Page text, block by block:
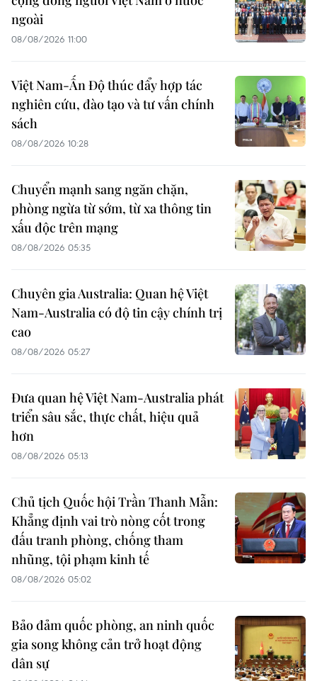
ngoài
08/08/2026 11:00
Việt Nam-Ấn Độ thúc đẩy hợp tác
nghiên cứu, đào tạo và tư vấn chính
sách
08/08/2026 10:28
Chuyển mạnh sang ngăn chặn,
phòng ngừa từ sớm, từ xa thông tin
xấu độc trên mạng
08/08/2026 05:35
Chuyên gia Australia: Quan hệ Việt
Nam-Australia có độ tin cậy chính trị
cao
08/08/2026 05:27
Đưa quan hệ Việt Nam-Australia phát
triển sâu sắc, thực chất, hiệu quả
hơn
08/08/2026 05:13
Chủ tịch Quốc hội Trần Thanh Mẫn:
Khẳng định vai trò nòng cốt trong
đấu tranh phòng, chống tham
nhũng, tội phạm kinh tế
08/08/2026 05:02
Bảo đảm quốc phòng, an ninh quốc
gia song không cản trở hoạt động
dân sự